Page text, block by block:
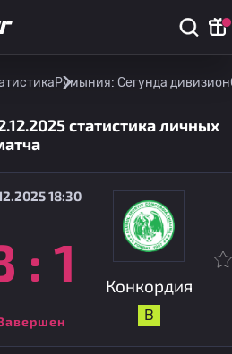
Румыния: Сегунда дивизион
статистика личных
18:30
: 1 Конкордия
В